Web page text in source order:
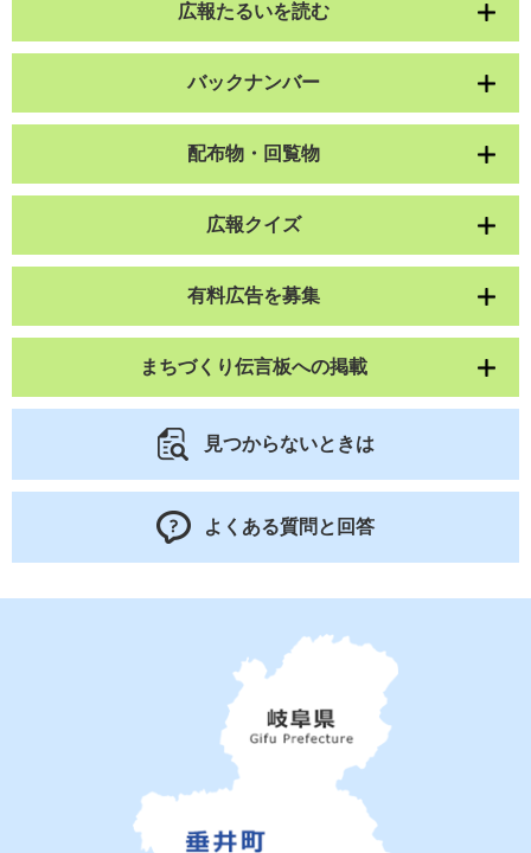
広報たるいを読む
バックナンバー
配布物・回覧物
広報クイズ
有料広告を募集
まちづくり伝言板への掲載
見つからないときは
よくある質問と回答